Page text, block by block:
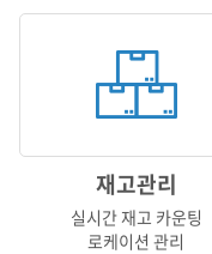
재고관리
실시간 재고 카운팅
로케이션 관리